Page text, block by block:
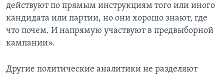
действуют по прямым инструкциям того или иного
кандидата или партии, но они хорошо знают, где
что почем. И напрямую участвуют в предвыборной
кампании».
Другие политические аналитики не разделяют